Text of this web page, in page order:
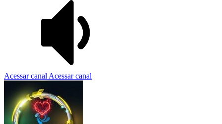
Acessar canal Acessar canal